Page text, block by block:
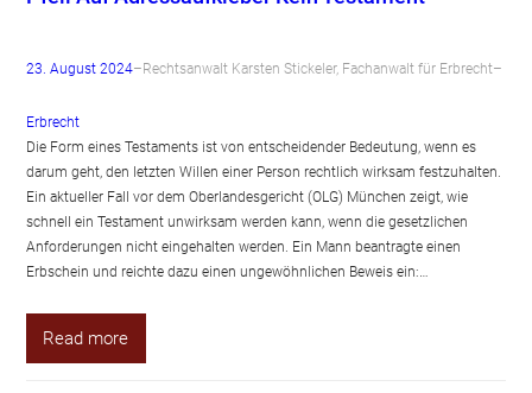
23. August 2024– Rechtsanwalt Karsten Stickeler, Fachanwalt für Erbrecht–
Erbrecht
Die Form eines Testaments ist von entscheidender Bedeutung, wenn es
darum geht, den letzten Willen einer Person rechtlich wirksam festzuhalten.
Ein aktueller Fall vor dem Oberlandesgericht (OLG) München zeigt, wie
schnell ein Testament unwirksam werden kann, wenn die gesetzlichen
Anforderungen nicht eingehalten werden. Ein Mann beantragte einen
Erbschein und reichte dazu einen ungewöhnlichen Beweis ein:…
Read more